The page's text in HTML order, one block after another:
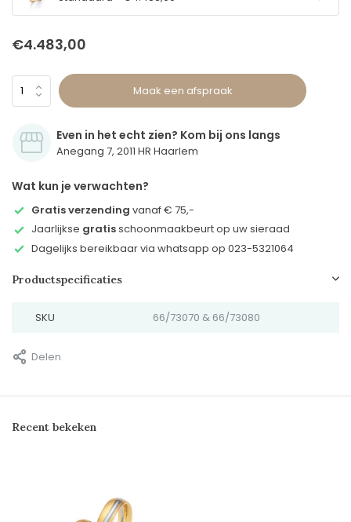
€4.483,00
Maak een afspraak
Even in het echt zien? Kom bij ons langs
Anegang 7, 2011 HR Haarlem
Wat kun je verwachten?
Gratis verzending vanaf € 75,-
Jaarlijkse gratisschoonmaakbeurt op uw sieraad
Dagelijks bereikbaar via whatsapp op 023-5321064
Productspecificaties
SKU 66/73070 & 66/73080
Delen
Recent bekeken